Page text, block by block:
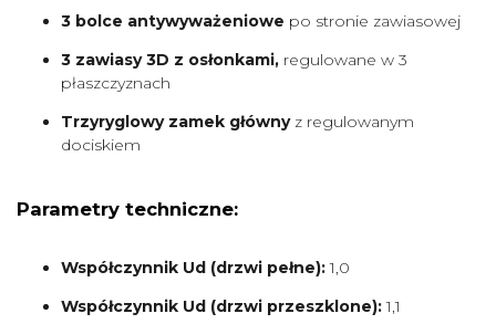
3 bolce antywyważeniowe po stronie zawiasowej
3 zawiasy 3D z osłonkami, regulowane w 3
płaszczyznach
Trzyryglowy zamek głównyz regulowanym
dociskiem
Parametry techniczne:
Współczynnik Ud (drzwi pełne):1,0
Współczynnik Ud (drzwi przeszklone):1,1